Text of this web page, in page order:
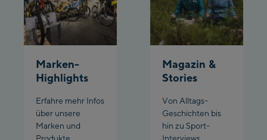
Marken-
Highlights
Erfahre mehr Infos
über unsere
Marken und
Produkte
Magazin &
Stories
Von Alltags-
Geschichten bis
hin zu Sport-
Interviews